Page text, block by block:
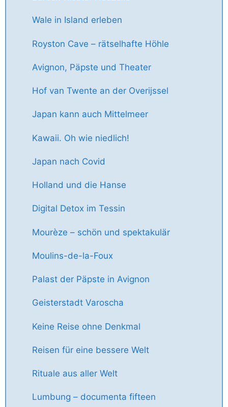
Wale in Island erleben
Royston Cave – rätselhafte Höhle
Avignon, Päpste und Theater
Hof van Twente an der Overijssel
Japan kann auch Mittelmeer
Kawaii. Oh wie niedlich!
Japan nach Covid
Holland und die Hanse
Digital Detox im Tessin
Mourèze – schön und spektakulär
Moulins-de-la-Foux
Palast der Päpste in Avignon
Geisterstadt Varoscha
Keine Reise ohne Denkmal
Reisen für eine bessere Welt
Rituale aus aller Welt
Lumbung – documenta fifteen